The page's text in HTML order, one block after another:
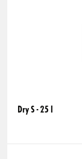
Dry S - 25 l